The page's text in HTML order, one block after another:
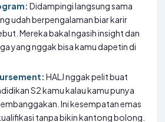
Didampingi langsung sama
udah berpengalaman biar karir
Mereka bakal ngasih insight dan
yang nggak bisa kamu dapetin di
HALJ nggak pelit buat
S2 kamu kalau kamu punya
Ini kesempatan emas
tanpa bikin kantong bolong.